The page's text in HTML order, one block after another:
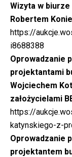
Wizyta w
Robertem
https://
i8688388
Oprowadzanie
projektantami
Wojciechem
założycielami
https://
katynskiego-z-
Oprowadzanie
projektantem